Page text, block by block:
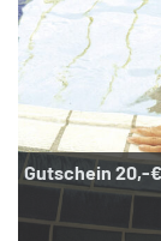
Gutschein 20,-€